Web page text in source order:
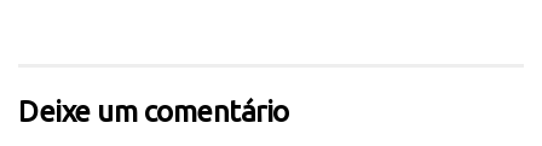
Deixe um comentário